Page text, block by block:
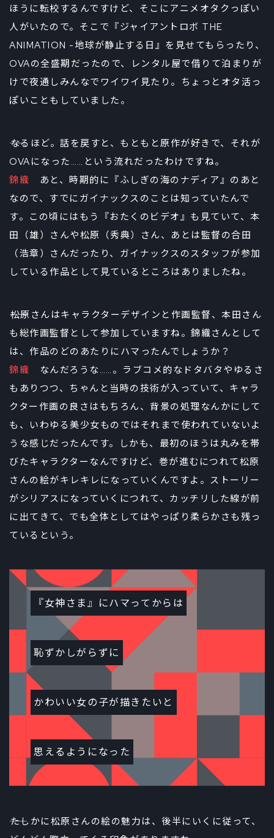
ほうに転校するんですけど、そこにアニメオタクっぽい
人がいたので。そこで『ジャイアントロボ THE
ANIMATION -地球が静止する日』を見せてもらったり、
OVAの全盛期だったので、レンタル屋で借りて泊まりが
けで夜通しみんなでワイワイ見たり。ちょっとオタ活っ
ぽいこともしていました。
――なるほど。話を戻すと、もともと原作が好きで、それが
OVAになった……という流れだったわけですね。
錦織 あと、時期的に『ふしぎの海のナディア』のあと
なので、すでにガイナックスのことは知っていたんで
す。この頃にはもう『おたくのビデオ』も見ていて、本
田（雄）さんや松原（秀典）さん、あとは監督の合田
（浩章）さんだったり、ガイナックスのスタッフが参加
している作品として見ているところはありましたね。
――松原さんはキャラクターデザインと作画監督、本田さん
も総作画監督として参加していますね。錦織さんとして
は、作品のどのあたりにハマったんでしょうか？
錦織 なんだろうな……。ラブコメ的なドタバタやゆるさ
もありつつ、ちゃんと当時の技術が入っていて、キャラ
クター作画の良さはもちろん、背景の処理なんかにして
も、いわゆる美少女ものではそれまで使われていないよ
うな感じだったんです。しかも、最初のほうは丸みを帯
びたキャラクターなんですけど、巻が進むにつれて松原
さんの絵がキレキレになっていくんですよ。ストーリー
がシリアスになっていくにつれて、カッチリした線が前
に出てきて、でも全体としてはやっぱり柔らかさも残っ
ているという。
『女神さま』にハマってからは
恥ずかしがらずに
かわいい女の子が描きたいと
思えるようになった
――たしかに松原さんの絵の魅力は、後半にいくに従って、